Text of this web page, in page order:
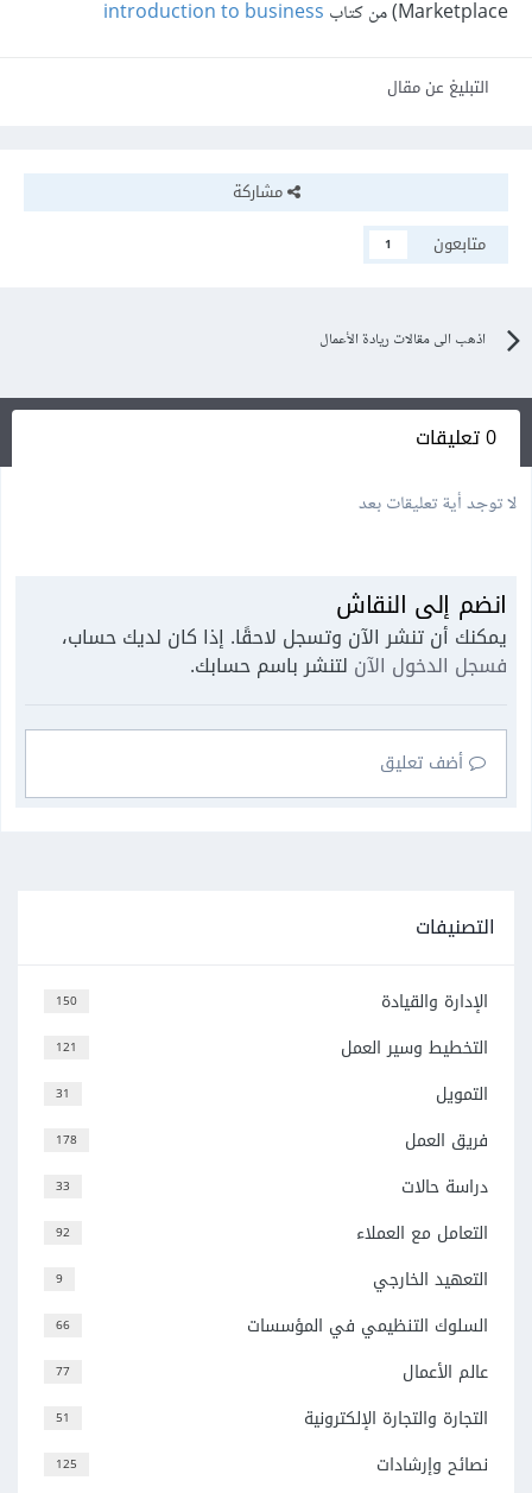
Marketplace) من كتاب introduction to business
التبليغ عن مقال
مشاركة
متابعون
1
اذهب الى مقالات ريادة الأعمال
0 تعليقات
لا توجد أية تعليقات بعد
انضم إلى النقاش
يمكنك أن تنشر الآن وتسجل لاحقًا. إذا كان لديك حساب،
فسجل الدخول الآن لتنشر باسم حسابك.
أضف تعليق
التصنيفات
150 الإدارة والقيادة
121 التخطيط وسير العمل
31 التمويل
178 فريق العمل
33 دراسة حالات
92 التعامل مع العملاء
9 التعهيد الخارجي
66 السلوك التنظيمي في المؤسسات
77 عالم الأعمال
51 التجارة والتجارة الإلكترونية
125 نصائح وإرشادات